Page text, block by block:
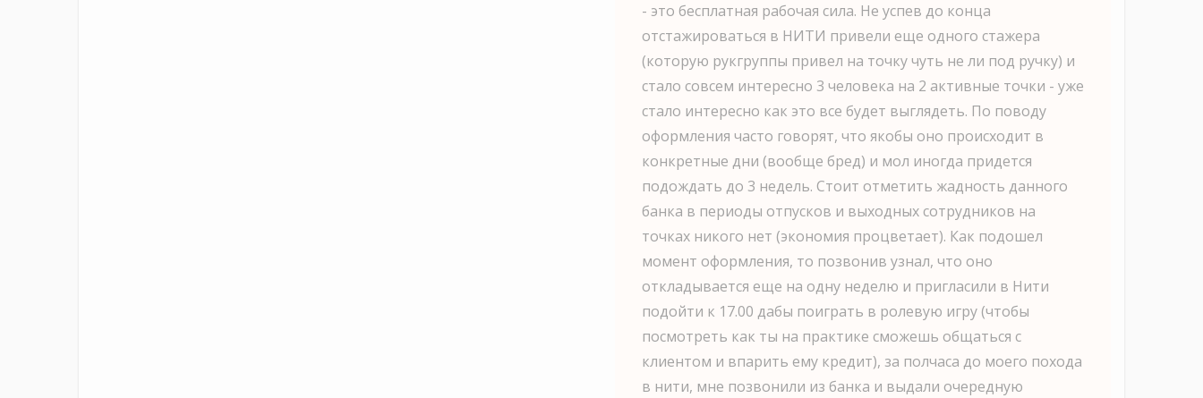
- это бесплатная рабочая сила. Не успев до конца
отстажироваться в НИТИ привели еще одного стажера
(которую рукгруппы привел на точку чуть не ли под ручку) и
стало совсем интересно 3 человека на 2 активные точки - уже
стало интересно как это все будет выглядеть. По поводу
оформления часто говорят, что якобы оно происходит в
конкретные дни (вообще бред) и мол иногда придется
подождать до 3 недель. Стоит отметить жадность данного
банка в периоды отпусков и выходных сотрудников на
точках никого нет (экономия процветает). Как подошел
момент оформления, то позвонив узнал, что оно
откладывается еще на одну неделю и пригласили в Нити
подойти к 17.00 дабы поиграть в ролевую игру (чтобы
посмотреть как ты на практике сможешь общаться с
клиентом и впарить ему кредит), за полчаса до моего похода
в нити, мне позвонили из банка и выдали очередную